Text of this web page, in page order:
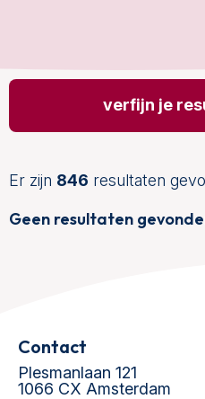
verfijn je
Er zijn 846 resultaten
Geen resultaten
Contact
Plesmanlaan 121
1066 CX Amsterdam